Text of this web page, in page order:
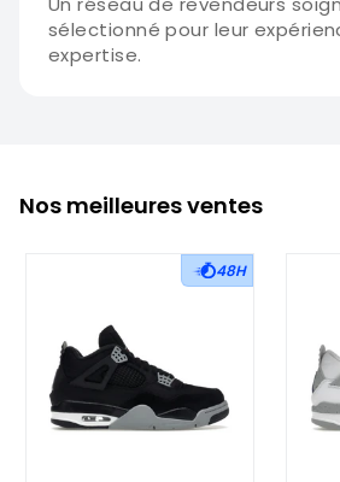
sélectionné pour leur
expertise.
Nos meilleures ventes
48H